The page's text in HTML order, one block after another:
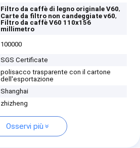
Filtro da caffè di legno originale V60,
Carte da filtro non candeggiate v60,
Filtro da caffè V60 110x156
millimetro
100000
SGS Certificate
polisacco trasparente con il cartone
dell'esportazione
Shanghai
zhizheng
Osservi più